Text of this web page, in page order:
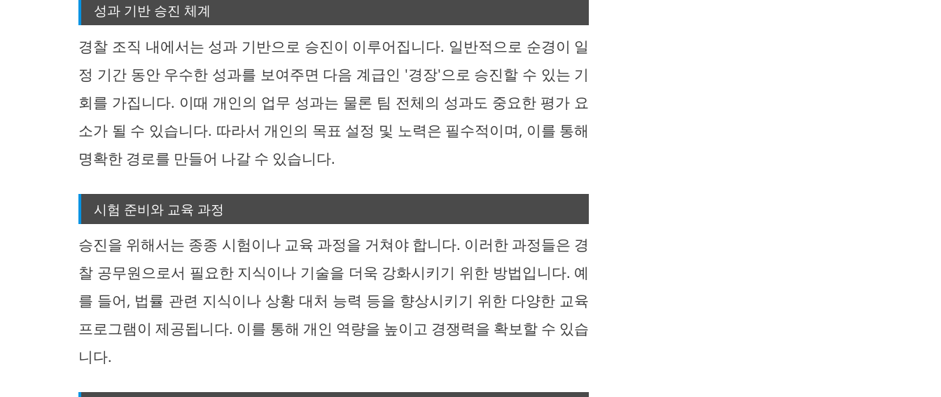
성과 기반 승진 체계
경찰 조직 내에서는 성과 기반으로 승진이 이루어집니다. 일반적으로 순경이 일
정 기간 동안 우수한 성과를 보여주면 다음 계급인 '경장'으로 승진할 수 있는 기
회를 가집니다. 이때 개인의 업무 성과는 물론 팀 전체의 성과도 중요한 평가 요
소가 될 수 있습니다. 따라서 개인의 목표 설정 및 노력은 필수적이며, 이를 통해
명확한 경로를 만들어 나갈 수 있습니다.
시험 준비와 교육 과정
승진을 위해서는 종종 시험이나 교육 과정을 거쳐야 합니다. 이러한 과정들은 경
찰 공무원으로서 필요한 지식이나 기술을 더욱 강화시키기 위한 방법입니다. 예
를 들어, 법률 관련 지식이나 상황 대처 능력 등을 향상시키기 위한 다양한 교육
프로그램이 제공됩니다. 이를 통해 개인 역량을 높이고 경쟁력을 확보할 수 있습
니다.